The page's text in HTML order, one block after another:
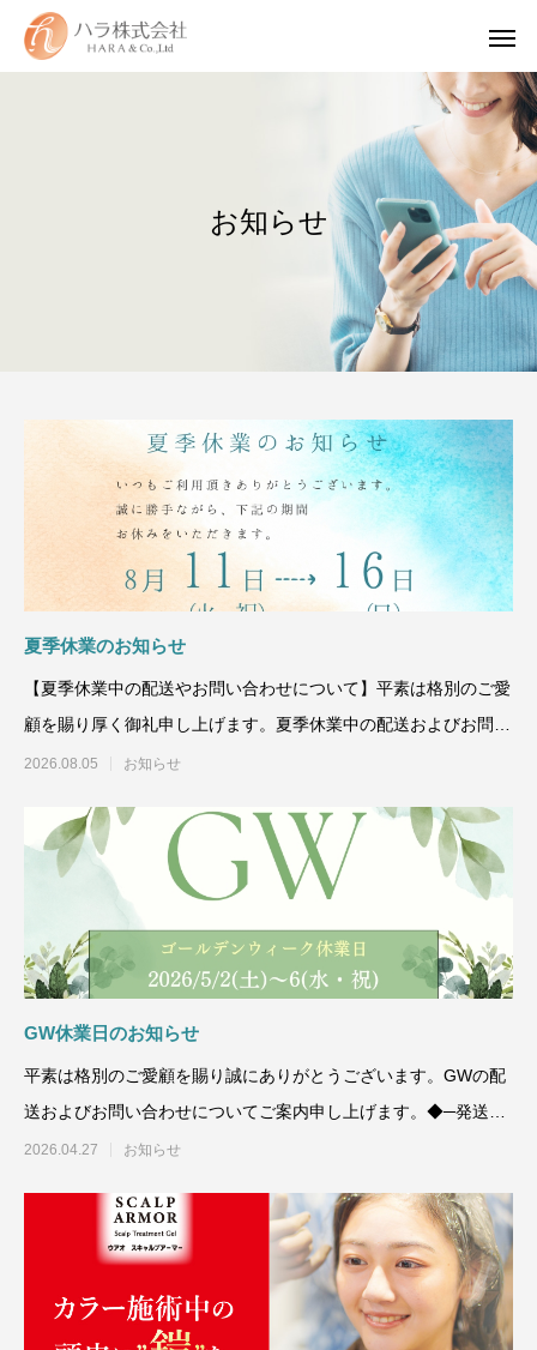
WUAO
ハラグループオリジナルブランド
驚きや喜びの声、それを耳にした私たちの感動を
「ウアオ！」という感嘆の言葉に込めてネーミングしました。
お知らせ
夏季休業のお知らせ
【夏季休業中の配送やお問い合わせについて】平素は格別のご愛
顧を賜り厚く御礼申し上げます。夏季休業中の配送およびお問い
合わせについ
2026.08.05 お知らせ
GW休業日のお知らせ
平素は格別のご愛顧を賜り誠にありがとうございます。GWの配
送およびお問い合わせについてご案内申し上げます。◆─発送休
業期間及び問
2026.04.27 お知らせ